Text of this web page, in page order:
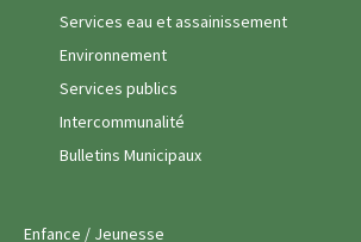
Services eau et assainissement
Environnement
Services publics
Intercommunalité
Bulletins Municipaux
Enfance / Jeunesse